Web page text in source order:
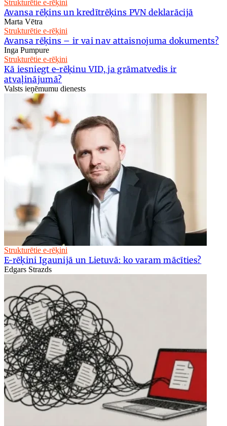
Strukturētie e-rēķini
Avansa rēķins un kredītrēķins PVN deklarācijā
Marta Vētra
Strukturētie e-rēķini
Avansa rēķins – ir vai nav attaisnojuma dokuments?
Inga Pumpure
Strukturētie e-rēķini
Kā iesniegt e-rēķinu VID, ja grāmatvedis ir
atvaļinājumā?
Valsts ieņēmumu dienests
Strukturētie e-rēķini
E-rēķini Igaunijā un Lietuvā: ko varam mācīties?
Edgars Strazds